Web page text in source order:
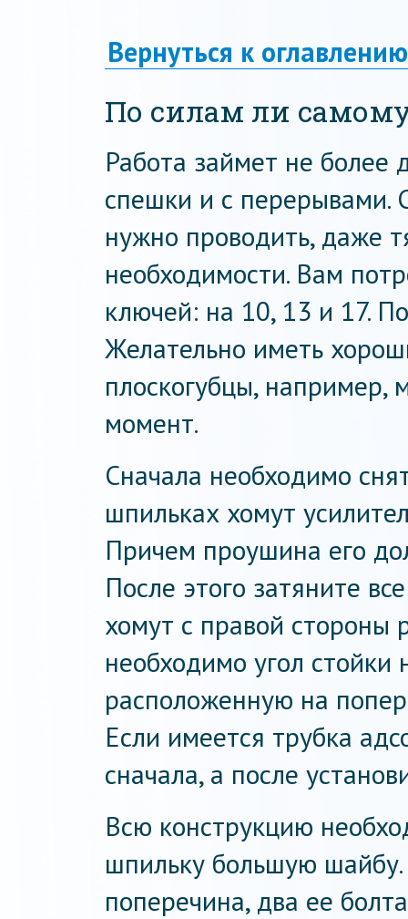
Вернуться к оглавлению
По силам ли
Работа займет не более
спешки и с перерывами.
нужно проводить, даже
необходимости. Вам
ключей: на 10, 13 и 17.
Желательно иметь
плоскогубцы, например,
момент.
Сначала необходимо
шпильках хомут
Причем проушина его
После этого затяните
хомут с правой стороны
необходимо угол стойки
расположенную на
Если имеется трубка
сначала, а после
Всю конструкцию
шпильку большую шайбу.
поперечина, два ее